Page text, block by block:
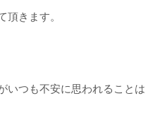
きます。
いつも不安に思われることは